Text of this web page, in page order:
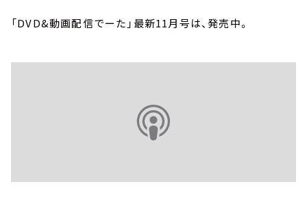
「DVD&動画配信でーた」最新11月号は、発売中。